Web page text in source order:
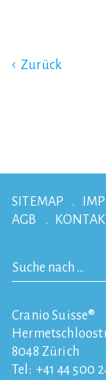
Zurück
SITEMAP
AGB
Cranio Suisse®
8048 Zürich
Tel: +41 44 500